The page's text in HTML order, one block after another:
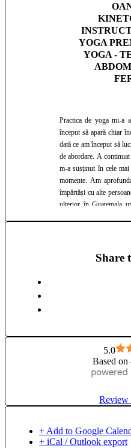
YOGA
YOGA -
Practica de yoga mi-a
început să apară chiar
dată ce am început să
de abordare. A
m-a susținut în cele
momente. Am
împărtăși cu alte
ulterior în Guatemala
oferite au o abordare
& spiritul.
Share
5.0
Based
Review
+ Add to Google
+ iCal / Outlook export